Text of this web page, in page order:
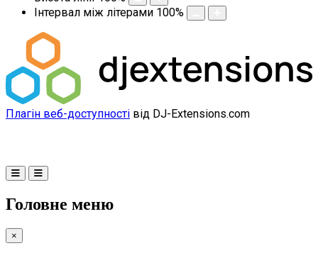
Інтервал між літерами 100%
Плагін веб-доступності від DJ-Extensions.com
Головне меню
×